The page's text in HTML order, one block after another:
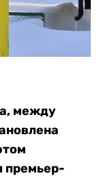
между
премьер-